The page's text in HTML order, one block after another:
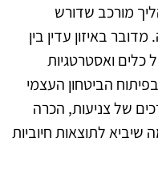
מורכב שדורש
באיזון עדין בין
כלים ואסטרטגיות
הביטחון העצמי
של צניעות, הכרה
לתוצאות חיוביות